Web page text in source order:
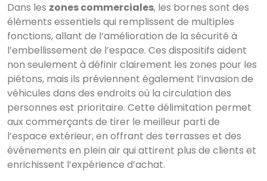
Dans les zones commerciales, les bornes sont des
éléments essentiels qui remplissent de multiples
fonctions, allant de l’amélioration de la sécurité à
l’embellissement de l’espace. Ces dispositifs aident
non seulement à définir clairement les zones pour les
piétons, mais ils préviennent également l’invasion de
véhicules dans des endroits où la circulation des
personnes est prioritaire. Cette délimitation permet
aux commerçants de tirer le meilleur parti de
l’espace extérieur, en offrant des terrasses et des
événements en plein air qui attirent plus de clients et
enrichissent l’expérience d’achat.